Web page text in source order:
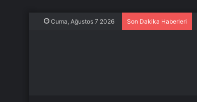
Cuma, Ağustos 7 2026 Son Dakika Haberleri